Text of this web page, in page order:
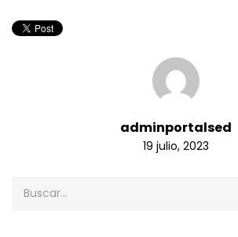
adminportalsed
19 julio, 2023